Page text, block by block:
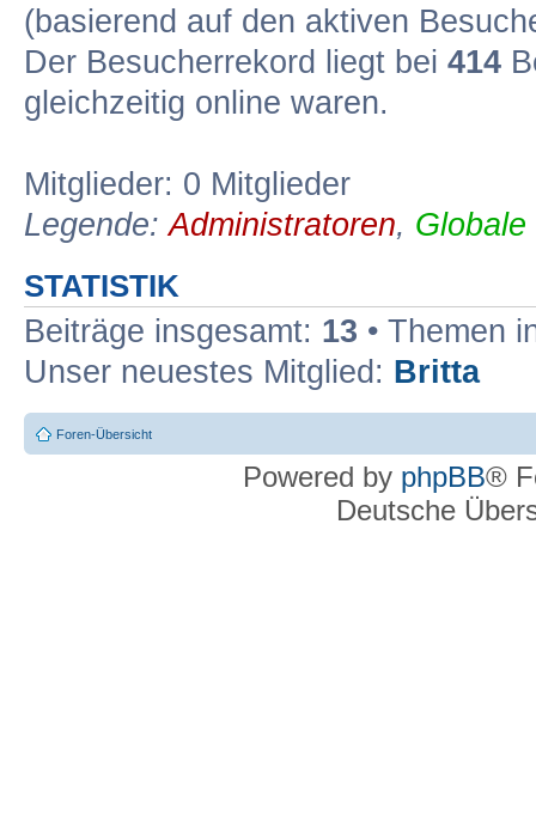
(basierend auf den aktiven
Der Besucherrekord liegt bei 414
gleichzeitig online waren.
Mitglieder: 0 Mitglieder
Legende:Administratoren,
STATISTIK
Beiträge insgesamt: 13 • Themen
Unser neuestes Mitglied: Britta
Foren-Übersicht
Powered by phpBB®
Deutsche